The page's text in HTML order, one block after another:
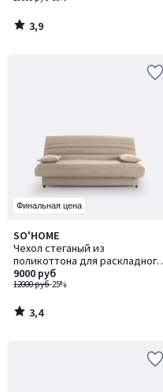
3,9
/
Финальная цена
SO'HOME
Чехол стеганый из
поликоттона для раскладного
дивана ASARET / АЗАРЕ
12000 руб-25%
9000 руб
3,4
/ 5
3,4
/